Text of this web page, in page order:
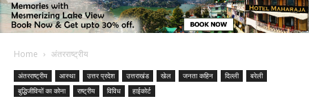
Home अंतरराष्ट्रीय
अंतरराष्ट्रीय आस्था उत्तर प्रदेश उत्तराखंड खेल जनता कहिन दिल्ली
बरेली
बुद्धिजीवियों का कोना
राष्ट्रीय विविध हाईकोर्ट